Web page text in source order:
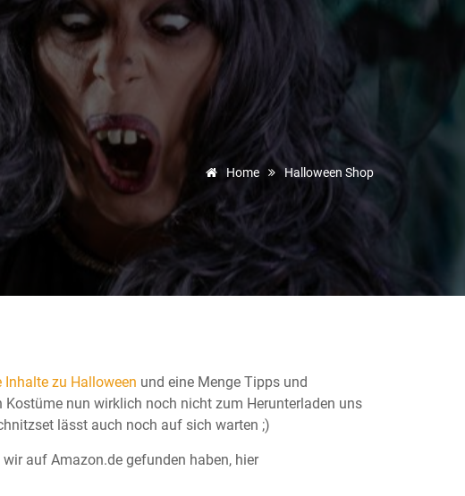
Home Halloween Shop
Inhalte zu Halloween und eine Menge Tipps und
nun wirklich noch nicht zum Herunterladen uns
lässt auch noch auf sich warten ;)
auf Amazon.de gefunden haben, hier